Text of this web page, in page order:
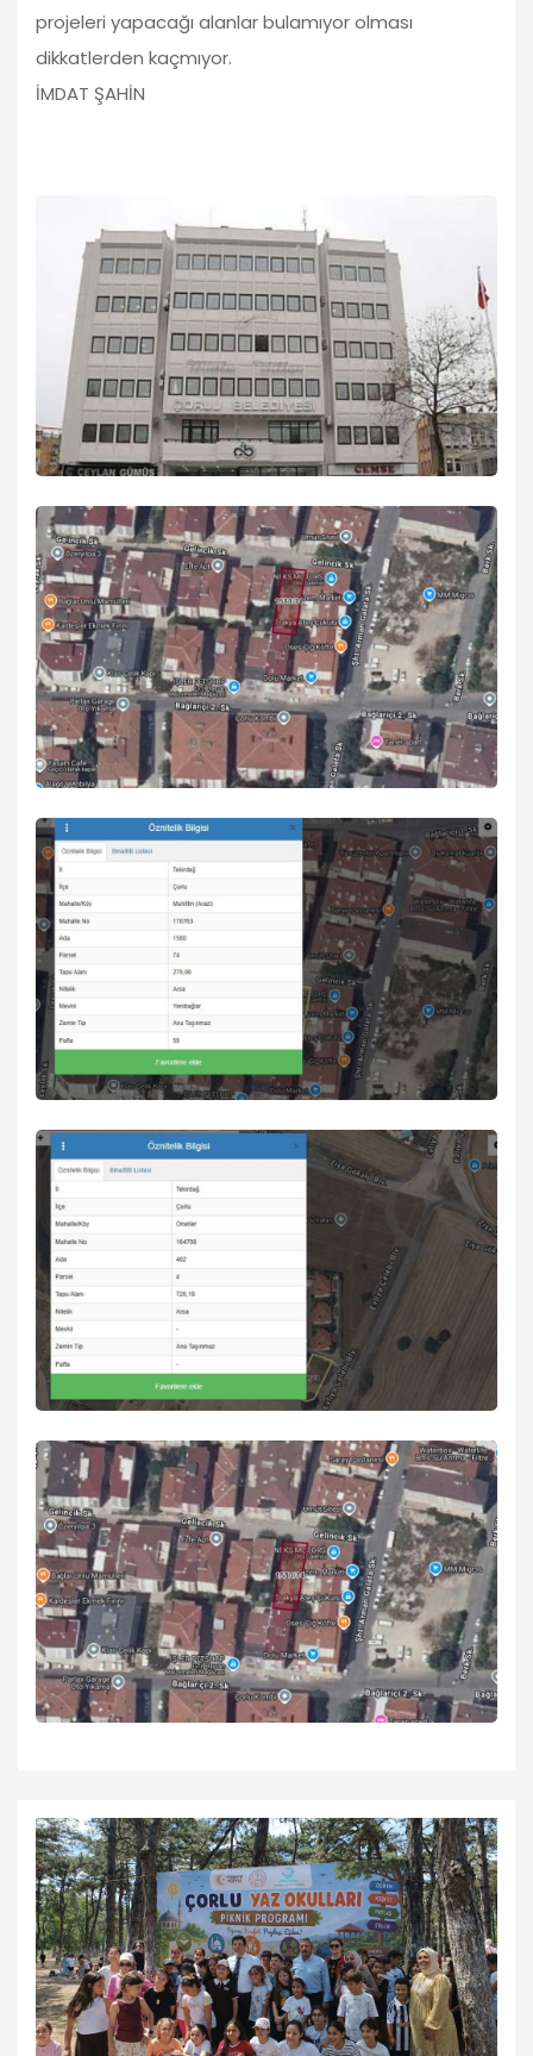
projeleri yapacağı alanlar bulamıyor olması
dikkatlerden kaçmıyor.
İMDAT ŞAHİN